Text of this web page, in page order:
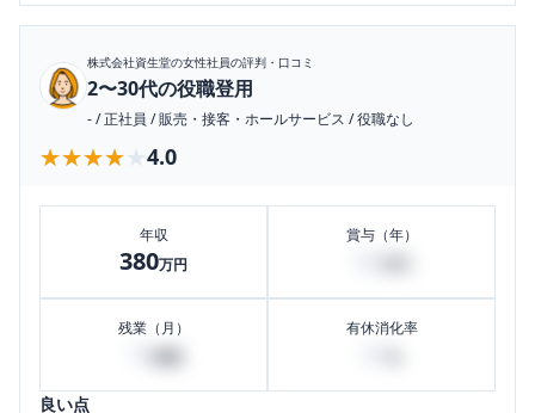
株式会社資生堂の女性社員の評判・口コミ
2〜30代の役職登用
-/正社員 /販売・接客・ホールサービス /役職なし
★★★★★
★★★★★ 4.0
年収
380万円
賞与（年）
残業（月） 有休消化率
良い点